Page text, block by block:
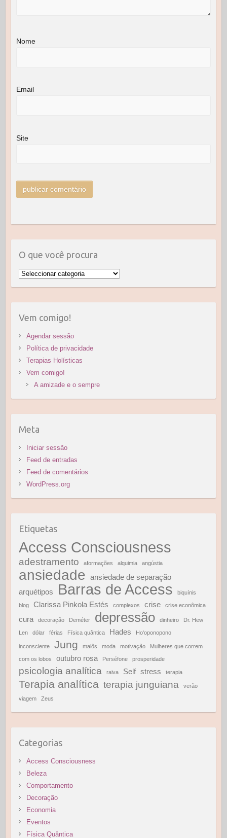
Nome
Email
Site
O que você procura
O
Vem comigo!
Agendar sessão
Política de privacidade
Terapias Holísticas
Vem comigo!
A amizade e o sempre
Meta
Iniciar sessão
Feed de entradas
Feed de comentários
WordPress.org
Etiquetas
Access Consciousness
adestramento aformações alquimia angústia
ansiedade ansiedade de separação
arquétipos
Barras de Access biquínis
blog Clarissa Pinkola Estés complexos crise crise econômica
cura decoração Deméter depressão dinheiro Dr. Hew
Len dólar férias Física quântica Hades Ho'oponopono
inconsciente Jung maiôs moda motivação Mulheres que correm
com os lobos outubro rosa Perséfone prosperidade
psicologia analítica raiva Self stress terapia
Terapia analítica terapia junguiana verão
viagem Zeus
Categorias
Access Consciousness
Beleza
Comportamento
Decoração
Economia
Eventos
Física Quântica